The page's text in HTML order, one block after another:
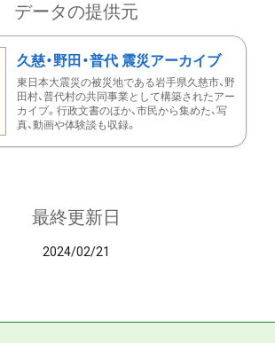
データの提供元
久慈・野田・普代 震災アーカイブ
東日本大震災の被災地である岩手県久慈市、野
田村、普代村の共同事業として構築されたアー
カイブ。行政文書のほか、市民から集めた、写
真、動画や体験談も収録。
最終更新日
2024/02/21